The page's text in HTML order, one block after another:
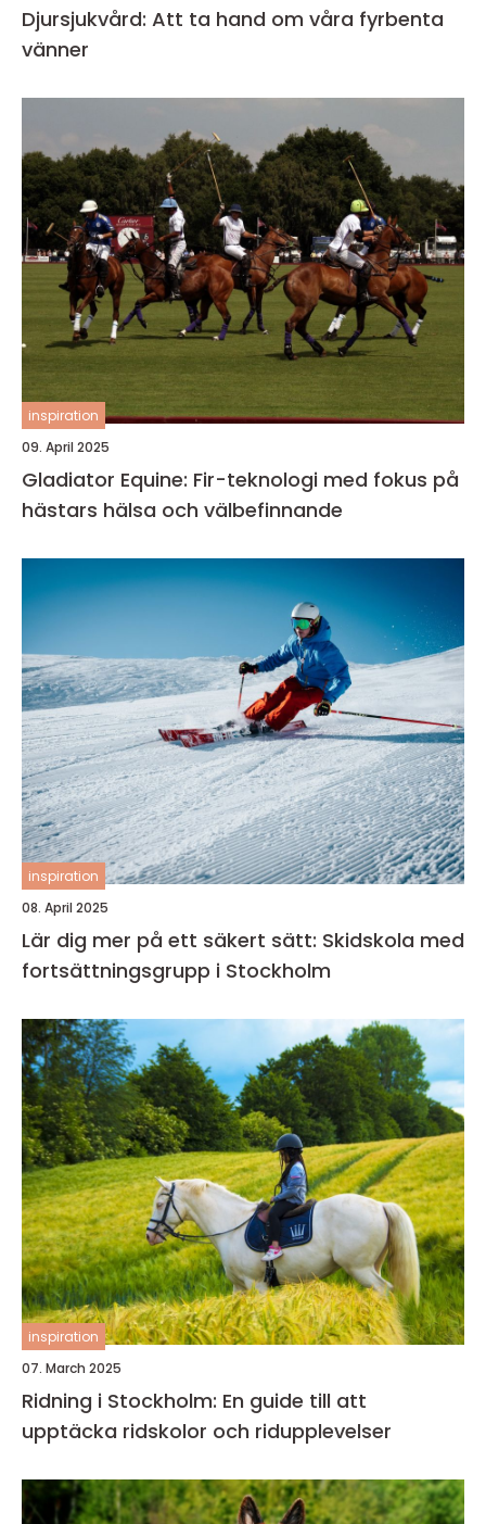
Djursjukvård: Att ta hand om våra fyrbenta
vänner
inspiration
09. April 2025
Gladiator Equine: Fir-teknologi med fokus på
hästars hälsa och välbefinnande
inspiration
08. April 2025
Lär dig mer på ett säkert sätt: Skidskola med
fortsättningsgrupp i Stockholm
inspiration
07. March 2025
Ridning i Stockholm: En guide till att
upptäcka ridskolor och ridupplevelser